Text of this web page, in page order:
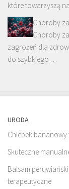
które towarzyszą
Choroby
Choroby
zagrożeń dla
do szybkiego …
URODA
Chlebek
Skuteczne
Balsam
terapeutyczne